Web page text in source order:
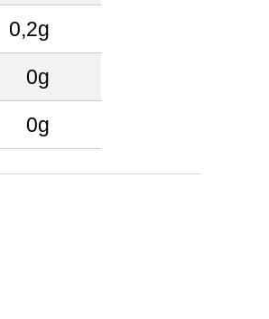
0,2g
0g
0g